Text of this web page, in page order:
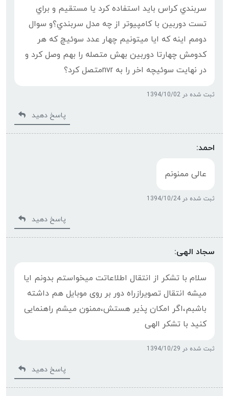
سربندي كراس بايد استفاده كرد يا مستقيم و براي
تست دوربين با كامپيوتر از چه مدل سربندي؟و سوال
دومم اينه كه ايا ميتونيم چهار عدد سوئيچ كه هر
كدومش چهارتا دوربين بهش متصله را بهم وصل كرد و
در نهايت سوئيچه اخر را به nvrمتصل كرد؟
ثبت شده در 1394/10/02
پاسخ دهید
احمد:
عالی ممنونم
ثبت شده در 1394/10/24
پاسخ دهید
سجاد الهی:
سلام با تشکر از انتقال اطلاعاتت میخواستم بدونم ایا
میشه انتقال تصویرازراه دور بر روی موبایل هم داشته
باشبم،اگر امکان پذیر هستش،ممنون میشم راهنمایی
کنید با تشکر الهی
ثبت شده در 1394/10/29
پاسخ دهید